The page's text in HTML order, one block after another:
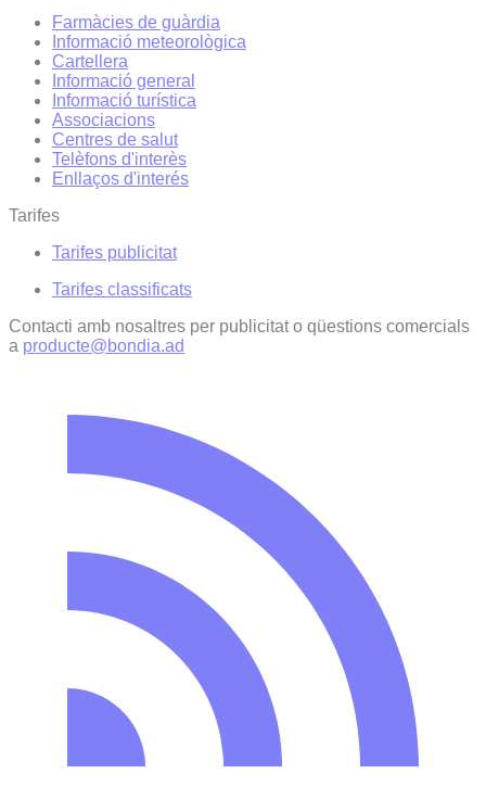
Farmàcies de guàrdia
Informació meteorològica
Cartellera
Informació general
Informació turística
Associacions
Centres de salut
Telèfons d'interès
Enllaços d'interés
Tarifes
Tarifes publicitat
Tarifes classificats
Contacti amb nosaltres per publicitat o qüestions comercials
a producte@bondia.ad